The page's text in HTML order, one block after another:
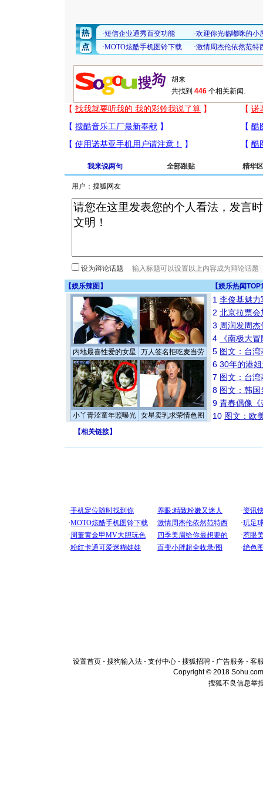
共找到 446 个相关新闻.
我来说两句 全部跟贴 精华区
用户：
设为辩论话题
【娱乐辣图 】 【娱乐热闻
内地最喜性爱的女星 万人签名拒吃麦当劳
小丫青涩童年照曝光 女星卖乳求荣情色图
1 李俊基魅力
2 北京拉票
3 周润发周
4
《南极大
5 图文：台
6 30年的港
7 图文：台
8 图文：韩
9 青春偶像《
10 图文：欧
【相关链接】
设置首页 - 搜狗输入法 - 支付中心 - 搜狐招聘 - 广告服务 - 客
Copyright © 2018
搜狐不良信息举